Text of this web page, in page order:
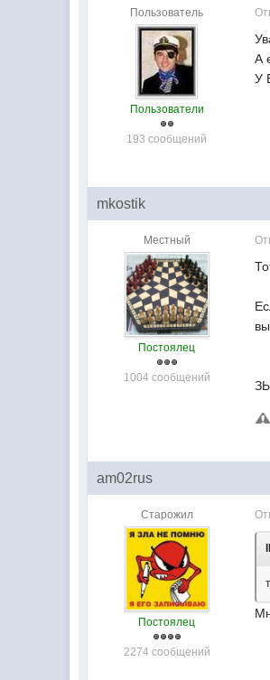
Пользователь
Пользователи
193 сообщений
А
У
mkostik
Местный
Постоялец
1004 сообщений
am02rus
Старожил
Постоялец
2274 сообщений